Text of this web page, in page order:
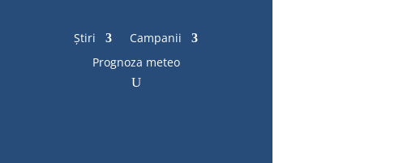
Știri
Campanii
Prognoza meteo